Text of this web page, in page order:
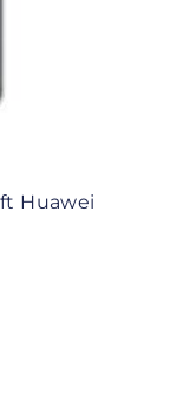
Huawei